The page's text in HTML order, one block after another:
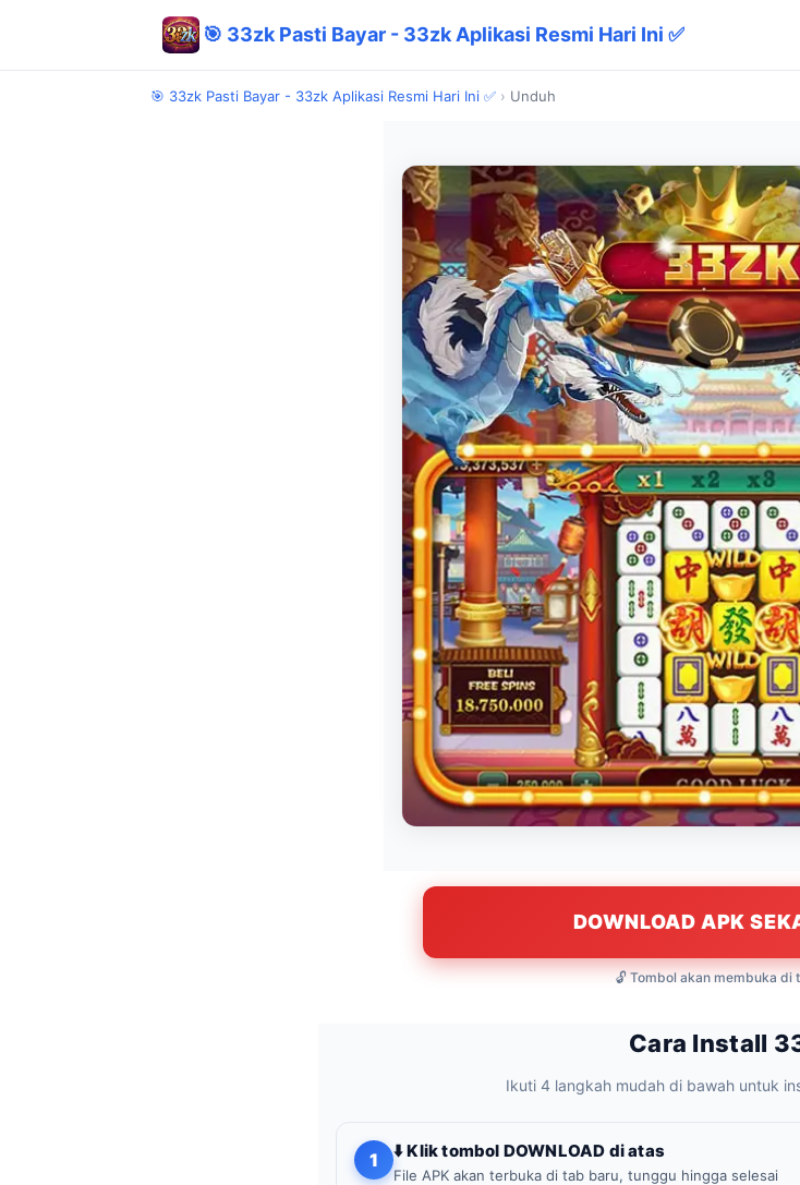
🎯 33zk Pasti Bayar - 33zk Aplikasi Resmi Hari Ini ✅
🎯 33zk Pasti Bayar - 33zk Aplikasi Resmi Hari Ini ✅ › Unduh
DOWNLOAD APK
🔓 Tombol akan membuka di
Cara Install
Ikuti 4 langkah mudah di bawah untuk
1 ⬇️ Klik tombol DOWNLOAD di atas
File APK akan terbuka di tab baru, tunggu hingga selesai